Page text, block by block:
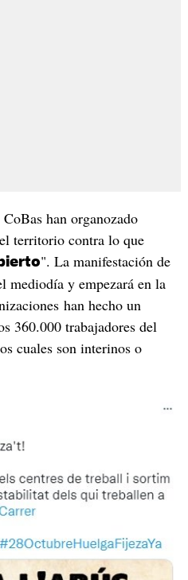
han organozado
territorio contra lo que
". La manifestación de
mediodía y empezará en la
han hecho un
360.000 trabajadores del
cuales son interinos o